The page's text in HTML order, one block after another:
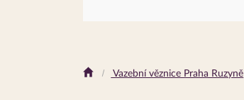
Drobečková
Vazební věznice Praha Ruzyně